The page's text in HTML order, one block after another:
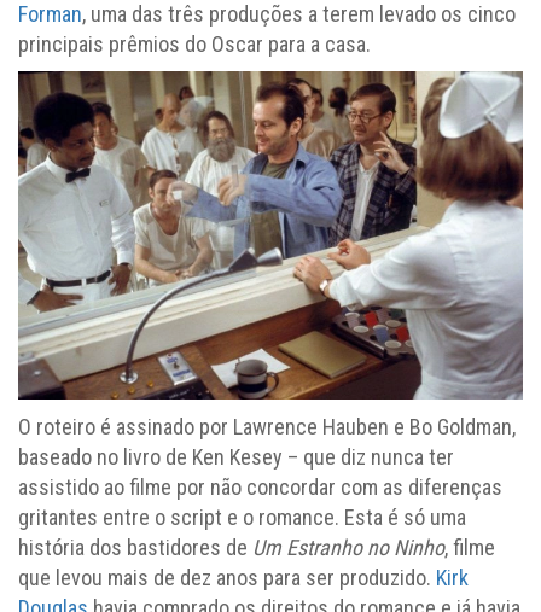
Forman, uma das três produções a terem levado os cinco
principais prêmios do Oscar para a casa.
O roteiro é assinado por Lawrence Hauben e Bo Goldman,
baseado no livro de Ken Kesey – que diz nunca ter
assistido ao filme por não concordar com as diferenças
gritantes entre o script e o romance. Esta é só uma
história dos bastidores de Um Estranho no Ninho, filme
que levou mais de dez anos para ser produzido. Kirk